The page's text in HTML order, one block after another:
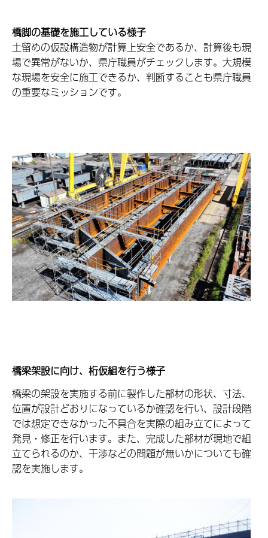
橋脚の基礎を施工している様子
土留めの仮設構造物が計算上安全であるか、計算後も現
場で異常がないか、県庁職員がチェックします。大規模
な現場を安全に施工できるか、判断することも県庁職員
の重要なミッションです。
橋梁架設に向け、桁仮組を行う様子
橋梁の架設を実施する前に製作した部材の形状、寸法、
位置が設計どおりになっているか確認を行い、設計段階
では想定できなかった不具合を実際の組み立てによって
発見・修正を行います。また、完成した部材が現地で組
立てられるのか、干渉などの問題が無いかについても確
認を実施します。